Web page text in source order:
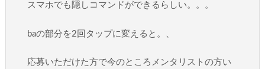
スマホでも隠しコマンドができるらしい。。。
baの部分を2回タップに変えると。、
応募いただけた方で今のところメンタリストの方い